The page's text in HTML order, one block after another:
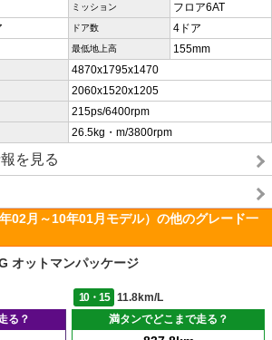
ミッション フロア6AT
ドア数 4ドア
最低地上高 155mm
4870x1795x1470
2060x1520x1205
215ps/6400rpm
26.5kg・m/3800rpm
を見る
02月～10年01月モデル）の他のグレード一
オットマンパッケージ
10・15
11.8km/L
る？
満タンでどこまで走る？